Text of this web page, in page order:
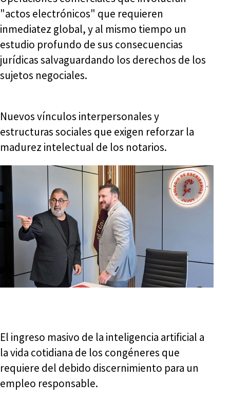
"actos electrónicos" que requieren
inmediatez global, y al mismo tiempo un
estudio profundo de sus consecuencias
jurídicas salvaguardando los derechos de los
sujetos negociales.
Nuevos vínculos interpersonales y
estructuras sociales que exigen reforzar la
madurez intelectual de los notarios.
El ingreso masivo de la inteligencia artificial a
la vida cotidiana de los congéneres que
requiere del debido discernimiento para un
empleo responsable.